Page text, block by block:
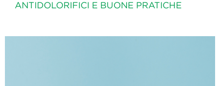
ANTIDOLORIFICI E BUONE PRATICHE